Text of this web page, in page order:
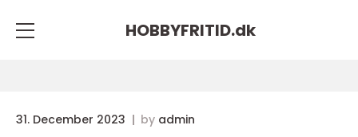
HOBBYFRITID.dk
31. December 2023 by admin